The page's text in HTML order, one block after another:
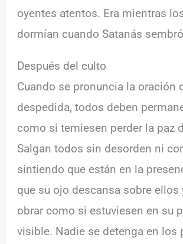
oyentes atentos. Era mientras
dormían cuando Satanás
Después del culto
Cuando se pronuncia la oración
despedida, todos deben
como si temiesen perder la paz
Salgan todos sin desorden ni
sintiendo que están en la
que su ojo descansa sobre ellos
obrar como si estuviesen en su
visible. Nadie se detenga en los